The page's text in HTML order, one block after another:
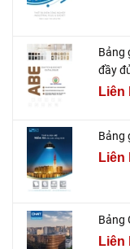
Bảng
đầy
Liên
Bảng
Liên
Bảng
Liên